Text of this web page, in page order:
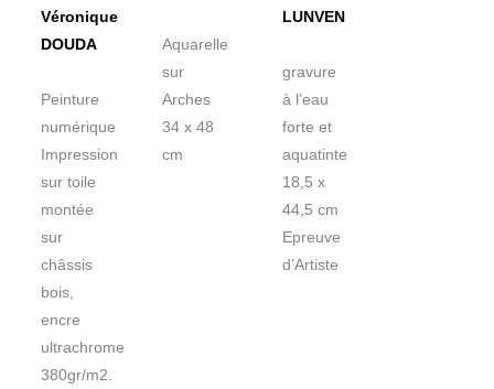
Véronique
DOUDA
Peinture
numérique
Impression
sur toile
montée
sur
châssis
bois,
encre
ultrachrome
380gr/m2.
Aquarelle
sur
Arches
34 x 48
cm
LUNVEN
gravure
à l’eau
forte et
aquatinte
18,5 x
44,5 cm
Epreuve
d’Artiste